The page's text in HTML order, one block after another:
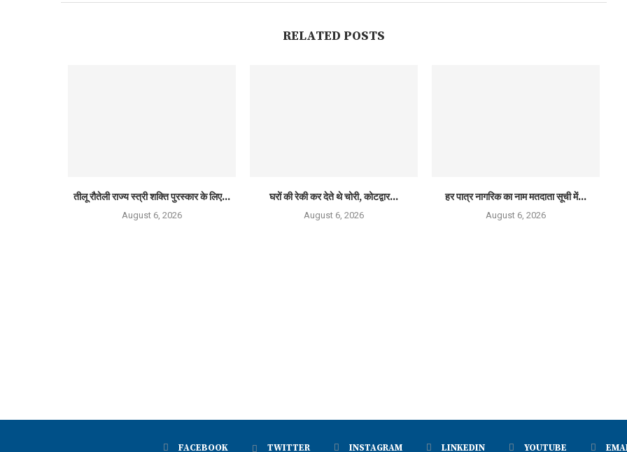
RELATED POSTS
तीलू रौतेली राज्य स्त्री शक्ति पुरस्कार के लिए...
August 6, 2026
घरों की रेकी कर देते थे चोरी, कोटद्वार...
August 6, 2026
हर पात्र नागरिक का नाम मतदाता सूची में...
August 6, 2026
FACEBOOK TWITTER INSTAGRAM LINKEDIN YOUTUBE